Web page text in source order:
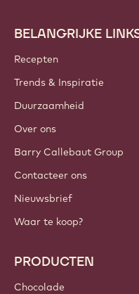
Footer
Callebaut
BELANGRIJKE
Recepten
Trends & Inspiratie
Duurzaamheid
Over ons
Barry Callebaut Group
Contacteer ons
Nieuwsbrief
Waar te koop?
PRODUCTEN
Chocolade